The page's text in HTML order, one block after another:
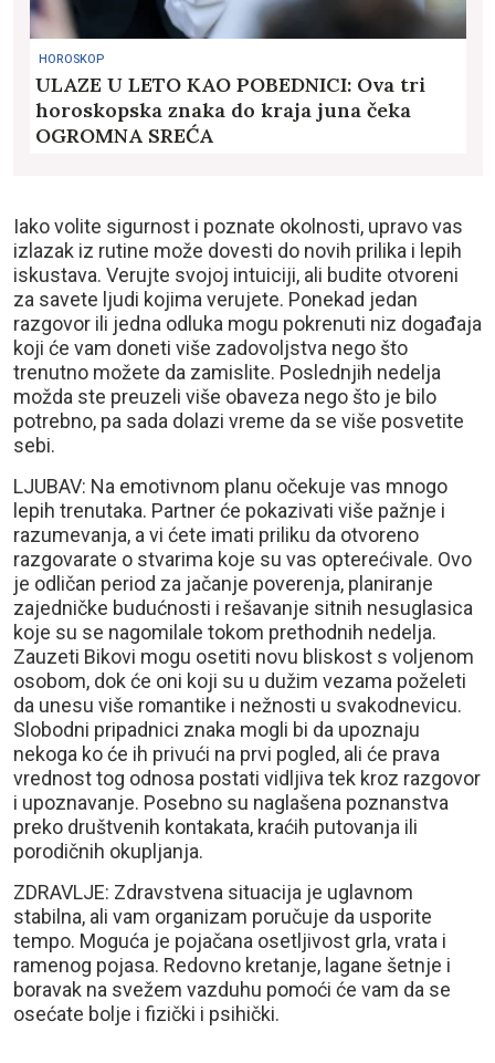
HOROSKOP
ULAZE U LETO KAO POBEDNICI: Ova tri
horoskopska znaka do kraja juna čeka
OGROMNA SREĆA
Iako volite sigurnost i poznate okolnosti, upravo vas
izlazak iz rutine može dovesti do novih prilika i lepih
iskustava. Verujte svojoj intuiciji, ali budite otvoreni
za savete ljudi kojima verujete. Ponekad jedan
razgovor ili jedna odluka mogu pokrenuti niz događaja
koji će vam doneti više zadovoljstva nego što
trenutno možete da zamislite. Poslednjih nedelja
možda ste preuzeli više obaveza nego što je bilo
potrebno, pa sada dolazi vreme da se više posvetite
sebi.
LJUBAV: Na emotivnom planu očekuje vas mnogo
lepih trenutaka. Partner će pokazivati više pažnje i
razumevanja, a vi ćete imati priliku da otvoreno
razgovarate o stvarima koje su vas opterećivale. Ovo
je odličan period za jačanje poverenja, planiranje
zajedničke budućnosti i rešavanje sitnih nesuglasica
koje su se nagomilale tokom prethodnih nedelja.
Zauzeti Bikovi mogu osetiti novu bliskost s voljenom
osobom, dok će oni koji su u dužim vezama poželeti
da unesu više romantike i nežnosti u svakodnevicu.
Slobodni pripadnici znaka mogli bi da upoznaju
nekoga ko će ih privući na prvi pogled, ali će prava
vrednost tog odnosa postati vidljiva tek kroz razgovor
i upoznavanje. Posebno su naglašena poznanstva
preko društvenih kontakata, kraćih putovanja ili
porodičnih okupljanja.
ZDRAVLJE: Zdravstvena situacija je uglavnom
stabilna, ali vam organizam poručuje da usporite
tempo. Moguća je pojačana osetljivost grla, vrata i
ramenog pojasa. Redovno kretanje, lagane šetnje i
boravak na svežem vazduhu pomoći će vam da se
osećate bolje i fizički i psihički.